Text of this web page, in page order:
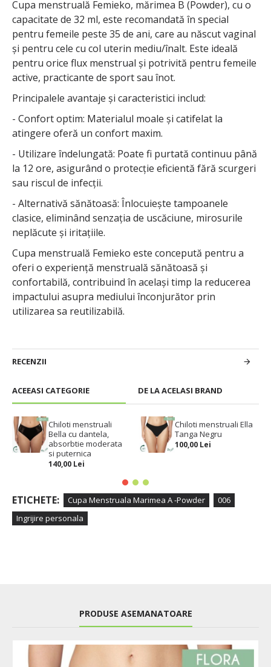
ACEEASI CATEGORIE DE LA ACELASI BRAND
Chiloti menstruali
Bella cu dantela,
absorbtie moderata
si puternica
140,00 Lei
Chiloti menstruali Ella
Tanga Negru
100,00 Lei
Cupa menstruală Femieko, mărimea B (Powder), cu o
capacitate de 32 ml, este recomandată în special
pentru femeile peste 35 de ani, care au născut vaginal
și pentru cele cu col uterin mediu/înalt. Este ideală
pentru orice flux menstrual și potrivită pentru femeile
active, practicante de sport sau înot.
Principalele avantaje și caracteristici includ:
- Confort optim: Materialul moale și catifelat la
atingere oferă un confort maxim.
- Utilizare îndelungată: Poate fi purtată continuu până
la 12 ore, asigurând o protecție eficientă fără scurgeri
sau riscul de infecții.
- Alternativă sănătoasă: Înlocuiește tampoanele
clasice, eliminând senzația de uscăciune, mirosurile
neplăcute și iritațiile.
Cupa menstruală Femieko este concepută pentru a
oferi o experiență menstruală sănătoasă și
confortabilă, contribuind în același timp la reducerea
impactului asupra mediului înconjurător prin
utilizarea sa reutilizabilă.
RECENZII
ETICHETE: Cupa Menstruala Marimea A -Powder
006
Ingrijire personala
PRODUSE ASEMANATOARE